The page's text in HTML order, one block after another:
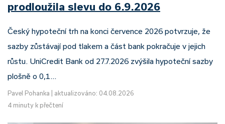
prodloužila slevu do 6.9.2026
Český hypoteční trh na konci července 2026 potvrzuje, že
sazby zůstávají pod tlakem a část bank pokračuje v jejich
růstu. UniCredit Bank od 27.7.2026 zvýšila hypoteční sazby
plošně o 0,1…
Pavel Pohanka
aktualizováno: 04.08.2026
4 minuty k přečtení